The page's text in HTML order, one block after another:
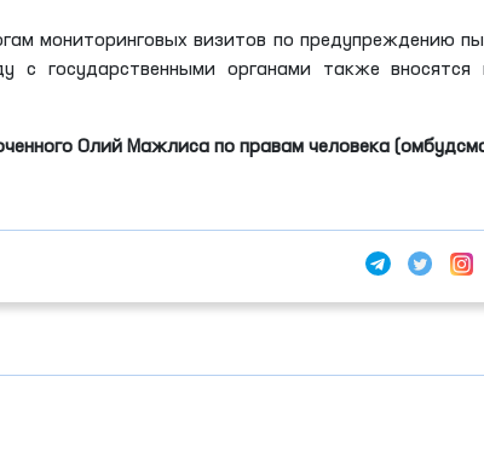
мониторинговых визитов по предупреждению
с государственными органами также
Олий Мажлиса по правам человека